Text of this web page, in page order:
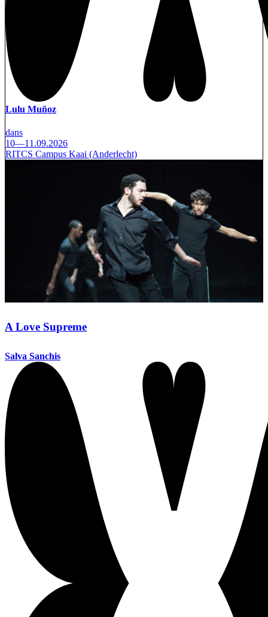
Lulu Muñoz
dans
10—11.09.2026
RITCS Campus Kaai (Anderlecht)
A Love Supreme
Salva Sanchis